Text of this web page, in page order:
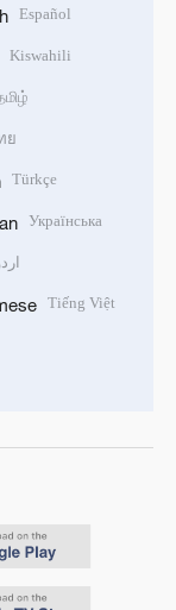
Español
Kiswahili
ย
Türkçe
Українська
Tiếng Việt